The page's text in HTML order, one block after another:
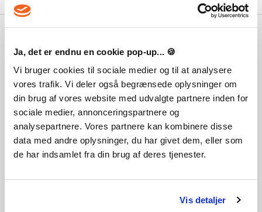
Ja, det er endnu en cookie pop-up... 🍪
Vi bruger cookies til sociale medier og til at analysere
vores trafik. Vi deler også begrænsede oplysninger om
din brug af vores website med udvalgte partnere inden for
sociale medier, annonceringspartnere og
analysepartnere. Vores partnere kan kombinere disse
data med andre oplysninger, du har givet dem, eller som
de har indsamlet fra din brug af deres tjenester.
Vis detaljer
Varför PlayGames?
Med 100 000-tals nöjda kunder, de starkaste priserna, den bästa
få ditt spel levererat digitalt på bara ett par minuter!
Vår Trustpilot talar för sig själv